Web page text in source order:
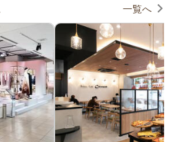
一覧へ